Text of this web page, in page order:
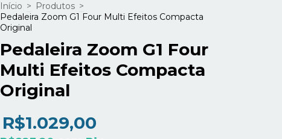
Início > Produtos >
Pedaleira Zoom G1 Four Multi Efeitos Compacta
Original
Pedaleira Zoom G1 Four
Multi Efeitos Compacta
Original
R$1.029,00